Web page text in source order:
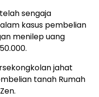
sengaja
kasus pembelian
menilep uang
jahat
tanah Rumah